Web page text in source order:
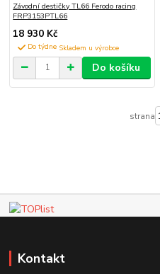
Závodní destičky TL66 Ferodo racing
FRP3153PTL66
18 930 Kč
Do týdne
Do košíku
strana
Kontakt